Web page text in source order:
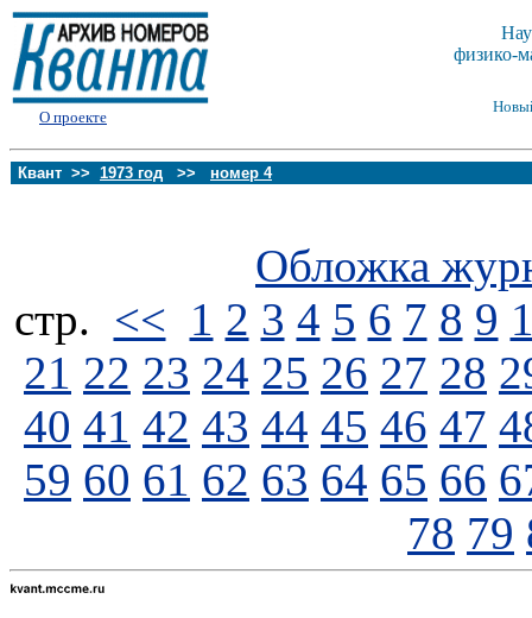
О проекте
физико-
Квант >> 1973 год >> номер 4
Обложка
стp. << 1 2 3 4 5 6 7 8 9
21 22 23 24 25 26 27 28
40 41 42 43 44 45 46 47
59 60 61 62 63 64 65 66
78 79